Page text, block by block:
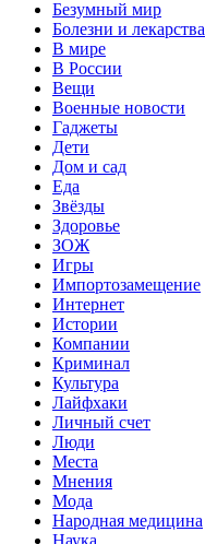
Безумный мир
Болезни и лекарства
В мире
В России
Вещи
Военные новости
Гаджеты
Дети
Дом и сад
Еда
Звёзды
Здоровье
ЗОЖ
Игры
Импортозамещение
Интернет
Истории
Компании
Криминал
Культура
Лайфхаки
Личный счет
Люди
Места
Мнения
Мода
Народная медицина
Наука